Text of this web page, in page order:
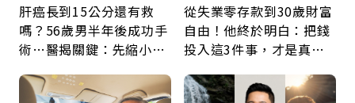
肝癌長到15公分還有救
嗎？56歲男半年後成功手
術…醫揭關鍵：先縮小腫
從失業零存款到30歲財富
自由！他終於明白：把錢
投入這3件事，才是真正